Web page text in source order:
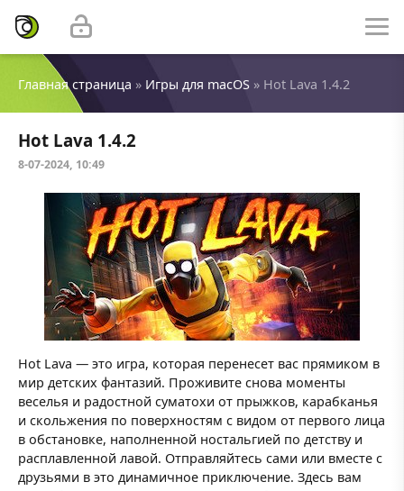
Главная страница » Игры для macOS » Hot Lava 1.4.2
Hot Lava 1.4.2
8-07-2024, 10:49
Hot Lava — это игра, которая перенесет вас прямиком в
мир детских фантазий. Проживите снова моменты
веселья и радостной суматохи от прыжков, карабканья
и скольжения по поверхностям с видом от первого лица
в обстановке, наполненной ностальгией по детству и
расплавленной лавой. Отправляйтесь сами или вместе с
друзьями в это динамичное приключение. Здесь вам